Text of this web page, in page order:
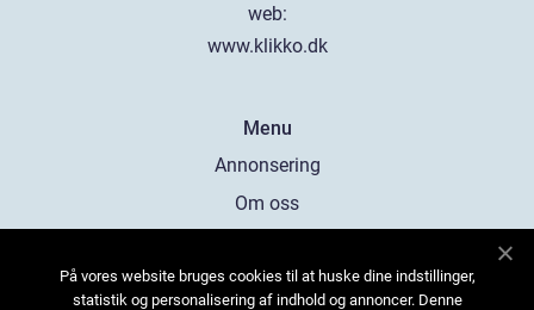
web:
www.klikko.dk
Menu
Annonsering
Om oss
Kontakta oss
På vores website bruges cookies til at huske dine indstillinger,
statistik og personalisering af indhold og annoncer. Denne